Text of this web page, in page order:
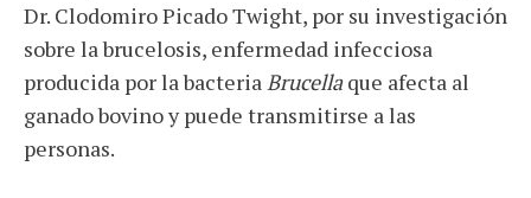
Dr. Clodomiro Picado Twight, por su investigación
sobre la brucelosis, enfermedad infecciosa
producida por la bacteriaBrucellaque afecta al
ganado bovino y puede transmitirse a las
personas.